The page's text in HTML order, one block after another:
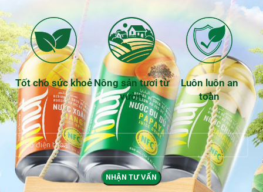
Tốt cho sức khoẻ Nông sản tươi từ
vườn
Luôn luôn an
toàn